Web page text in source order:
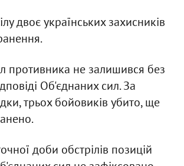
двоє українських захисників
противника не залишився без
Об'єднаних сил. За
трьох бойовиків убито, ще
доби обстрілів позицій